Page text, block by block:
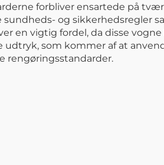
forbliver ensartede på
sundheds- og
en vigtig fordel, da disse
udtryk, som kommer af at
rengøringsstandarder.